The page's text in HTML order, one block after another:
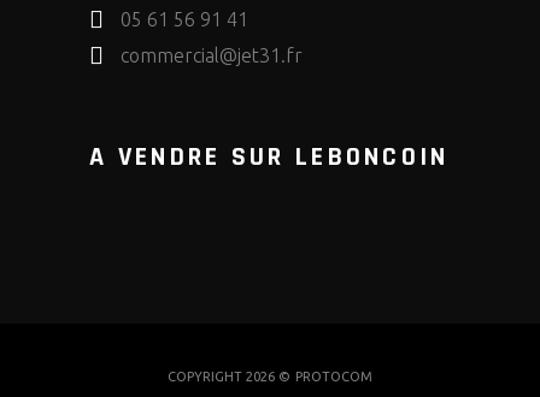
05 61 56 91 41
commercial@jet31.fr
A VENDRE SUR LEBONCOIN
COPYRIGHT 2026 © PROTOCOM